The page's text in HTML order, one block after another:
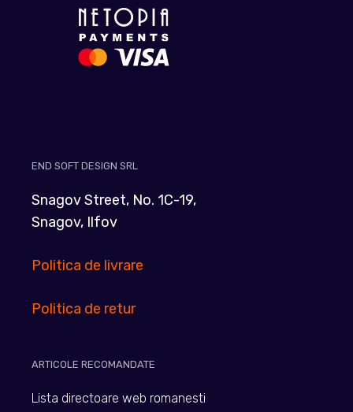
END SOFT DESIGN SRL
Snagov Street, No. 1C-19,
Snagov, Ilfov
Politica de livrare
Politica de retur
ARTICOLE RECOMANDATE
Lista directoare web romanesti